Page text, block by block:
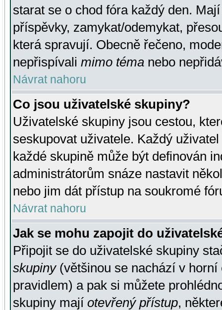
starat se o chod fóra každý den.
příspěvky, zamykat/odemykat,
která spravují. Obecně řečeno,
nepřispívali mimo téma nebo
Návrat nahoru
Co jsou uživatelské skupiny?
Uživatelské skupiny jsou cestou,
seskupovat uživatele. Každý
každé skupině může být definován
administrátorům snáze nastavit
nebo jim dát přístup na soukromé
Návrat nahoru
Jak se mohu zapojit do
Připojit se do uživatelské skupiny
skupiny(většinou se nachází v horní
pravidlem) a pak si můžete
skupiny mají otevřený přístup,